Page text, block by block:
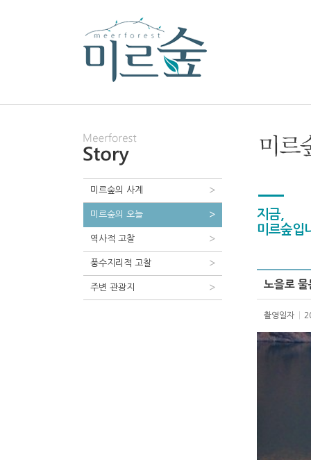
미르숲의 사계
미르숲의 오늘
역사적 고찰
풍수지리적 고찰
주변 관광지
지금,
미르숲입
노을로 물
촬영일자